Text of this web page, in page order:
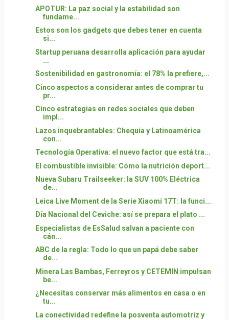
APOTUR: La paz social y la estabilidad son
fundame...
Estos son los gadgets que debes tener en cuenta
si...
Startup peruana desarrolla aplicación para ayudar
...
Sostenibilidad en gastronomía: el 78% la prefiere,...
Cinco aspectos a considerar antes de comprar tu
pr...
Cinco estrategias en redes sociales que deben
impl...
Lazos inquebrantables: Chequia y Latinoamérica
con...
Tecnología Operativa: el nuevo factor que está tra...
El combustible invisible: Cómo la nutrición deport...
Nueva Subaru Trailseeker: la SUV 100% Eléctrica
de...
Leica Live Moment de la Serie Xiaomi 17T: la funci...
Día Nacional del Ceviche: así se prepara el plato ...
Especialistas de EsSalud salvan a paciente con
cán...
ABC de la regla: Todo lo que un papá debe saber
de...
Minera Las Bambas, Ferreyros y CETEMIN impulsan
be...
¿Necesitas conservar más alimentos en casa o en
tu...
La conectividad redefine la posventa automotriz y